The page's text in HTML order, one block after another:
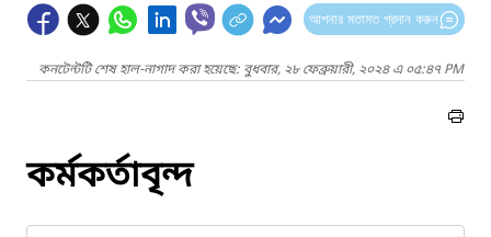
আপনার মতামত প্রদান করুন
কনটেন্টটি শেষ হাল-নাগাদ করা হয়েছে: বুধবার, ২৮ ফেব্রুয়ারী, ২০২৪ এ ০৫:৪৭ PM
কর্মকর্তাবৃন্দ